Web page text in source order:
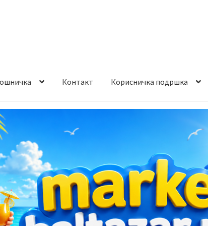
Контакт Корисничка подршка
и начин на плаќање
на производ Услови за користење